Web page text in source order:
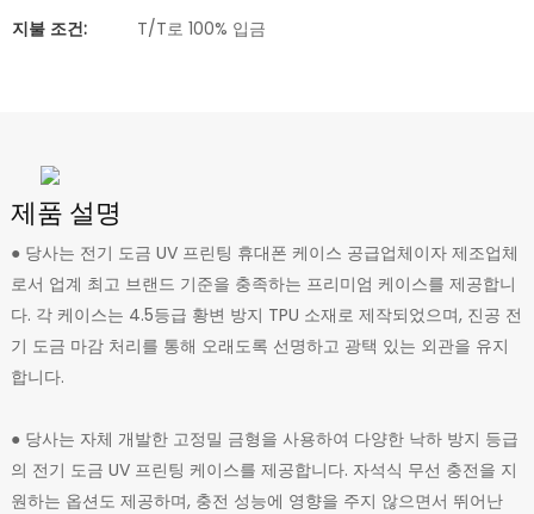
지불 조건:
T/T로 100% 입금
제품 설명
● 당사는 전기 도금 UV 프린팅 휴대폰 케이스 공급업체이자 제조업체
로서 업계 최고 브랜드 기준을 충족하는 프리미엄 케이스를 제공합니
다. 각 케이스는 4.5등급 황변 방지 TPU 소재로 제작되었으며, 진공 전
기 도금 마감 처리를 통해 오래도록 선명하고 광택 있는 외관을 유지
합니다.
● 당사는 자체 개발한 고정밀 금형을 사용하여 다양한 낙하 방지 등급
의 전기 도금 UV 프린팅 케이스를 제공합니다. 자석식 무선 충전을 지
원하는 옵션도 제공하며, 충전 성능에 영향을 주지 않으면서 뛰어난